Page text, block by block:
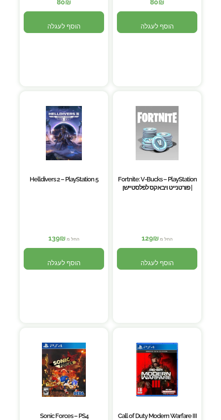
80₪
הוסף לעגלה
80₪
הוסף לעגלה
Fortnite: V-Bucks – PlayStation
| פורטנייט ויבאקס לפלסטיישן
החל מ 129₪
הוסף לעגלה
Helldivers 2 – PlayStation 5
החל מ 139₪
הוסף לעגלה
Call of Duty Modern Warfare III
Sonic Forces – PS4